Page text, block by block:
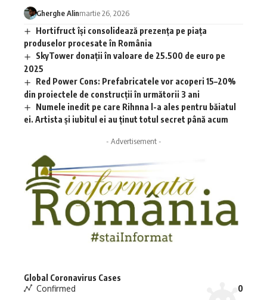
Gherghe Alinmartie 26, 2026
Hortifruct își consolidează prezența pe piața
produselor procesate în România
SkyTower donații în valoare de 25.500 de euro pe
2025
Red Power Cons: Prefabricatele vor acoperi 15–20%
din proiectele de construcții în următorii 3 ani
Numele inedit pe care Rihnna l-a ales pentru băiatul
ei. Artista și iubitul ei au ținut totul secret până acum
- Advertisement -
Global Coronavirus Cases
Confirmed
0